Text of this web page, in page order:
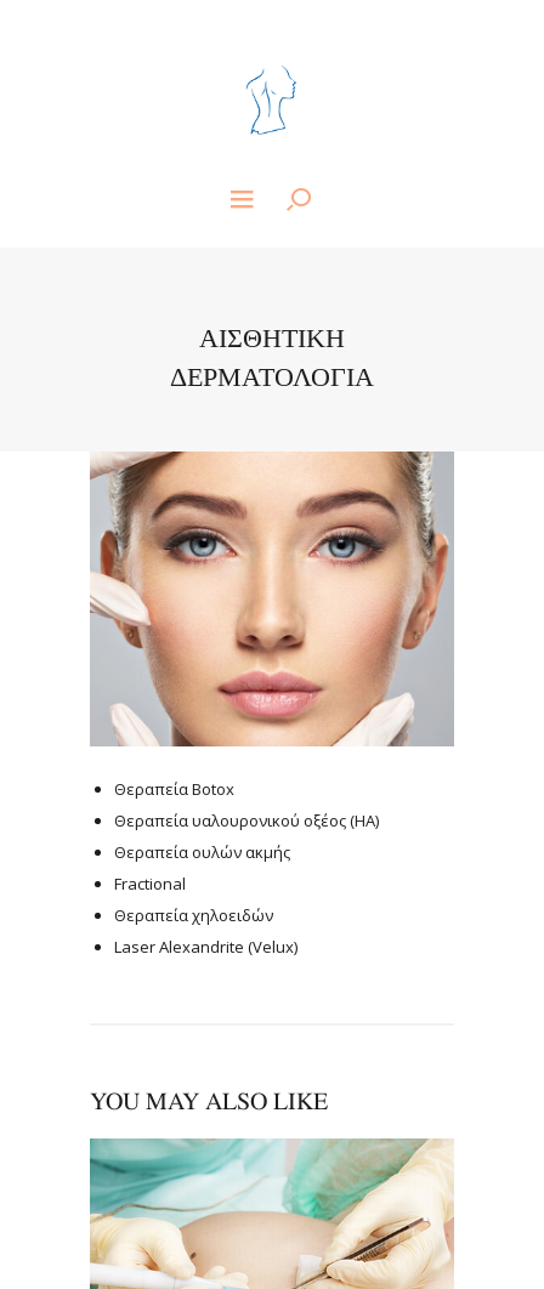
ΑΙΣΘΗΤΙΚΗ
ΔΕΡΜΑΤΟΛΟΓΙΑ
Θεραπεία Botox
Θεραπεία υαλουρονικού οξέος (ΗΑ)
Θεραπεία ουλών ακμής
Fractional
Θεραπεία χηλοειδών
Laser Alexandrite (Velux)
YOU MAY ALSO LIKE